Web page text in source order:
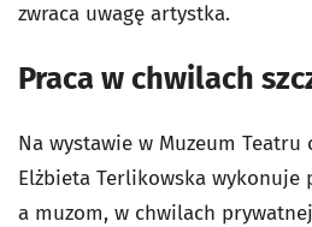
zwraca uwagę artystka.
Praca w chwilach
Na wystawie w Muzeum
Elżbieta Terlikowska wykonuje
a muzom, w chwilach